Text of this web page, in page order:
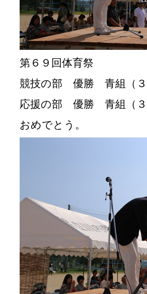
第６９回体育祭
競技の部 優勝 青組（３
応援の部 優勝 青組（３
おめでとう。